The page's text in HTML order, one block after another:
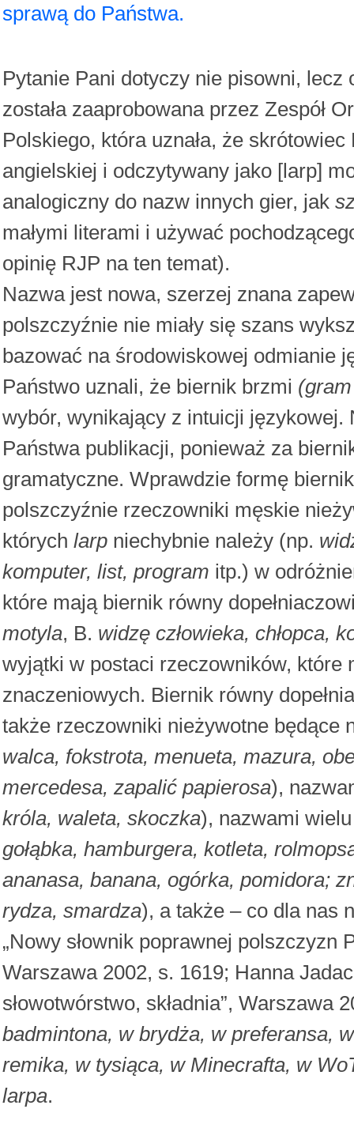
sprawą do Państwa.
Pytanie Pani dotyczy nie pisowni,
została zaaprobowana przez Zespół
Polskiego, która uznała, że
angielskiej i odczytywany jako [larp]
analogiczny do nazw innych gier, jak
małymi literami i używać
opinię RJP na ten temat).
Nazwa jest nowa, szerzej znana
polszczyźnie nie miały się szans
bazować na środowiskowej odmianie
Państwo uznali, że biernik brzmi
wybór, wynikający z intuicji
Państwa publikacji, ponieważ za
gramatyczne. Wprawdzie formę
polszczyźnie rzeczowniki męskie
których larp niechybnie należy (np.
komputer, list, program itp.) w
które mają biernik równy
motyla, B. widzę człowieka, chłopca,
wyjątki w postaci rzeczowników, które
znaczeniowych. Biernik równy
także rzeczowniki nieżywotne będące
walca, fokstrota, menueta, mazura,
mercedesa, zapalić papierosa),
króla, waleta, skoczka), nazwami
gołąbka, hamburgera, kotleta,
ananasa, banana, ogórka, pomidora;
rydza, smardza), a także – co dla nas
„Nowy słownik poprawnej
Warszawa 2002, s. 1619; Hanna
słowotwórstwo, składnia”,
badmintona, w brydża, w preferansa,
remika, w tysiąca, w Minecrafta, w
larpa.